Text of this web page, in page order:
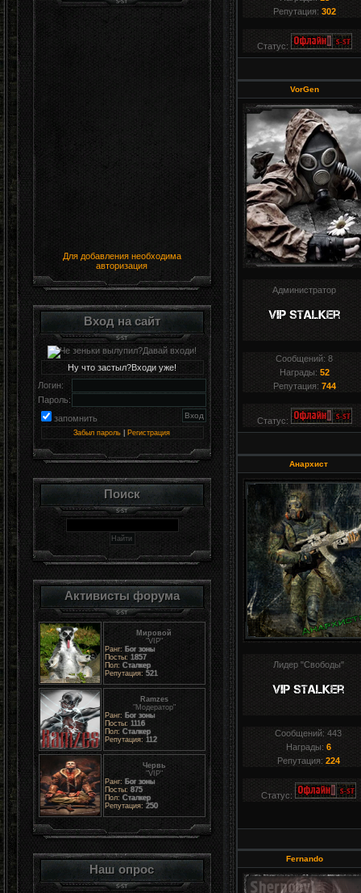
Для добавления необходима
авторизация
Вход на сайт
Ну что застыл?Входи уже!
Логин:
Пароль:
запомнить
Забыл пароль Регистрация
Поиск
Активисты форума
Мировой
"VIP"
Ранг: Бог зоны
Посты: 1857
Пол: Сталкер
Репутация: 521
Ramzes
"Модератор"
Ранг: Бог зоны
Посты: 1116
Пол: Сталкер
Репутация: 112
Червь
"VIP"
Ранг: Бог зоны
Посты: 875
Пол: Сталкер
Репутация: 250
Наш опрос
Репутация: 302
Статус:
VorGen
Администратор
Сообщений:8
Награды: 52
Репутация: 744
Статус:
Анархист
Лидер "Свободы"
Сообщений:443
Награды: 6
Репутация: 224
Статус:
Fernando